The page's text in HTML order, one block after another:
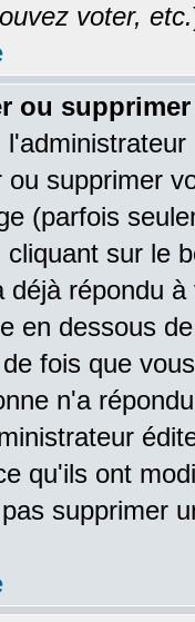
voter, etc.
ou
supprimer
(parfois
cliquant sur le
déjà répondu
en dessous
fois que
n'a
qu'ils ont
supprimer